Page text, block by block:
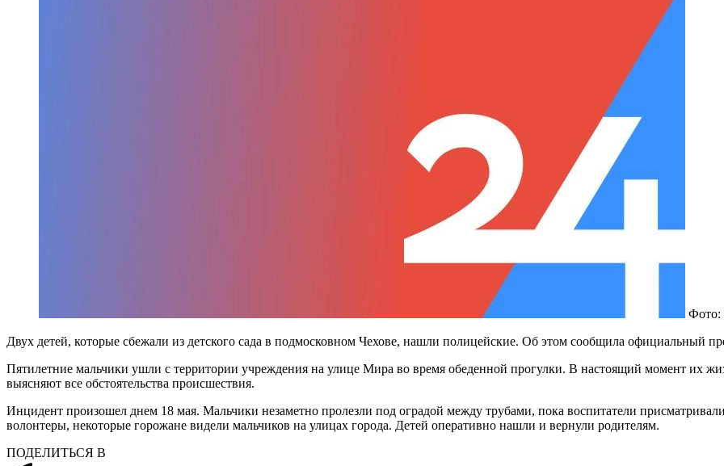
Фото:
Двух детей, которые сбежали из детского сада в подмосковном Чехове, нашли полицейские. Об этом сообщила официальный
Пятилетние мальчики ушли с территории учреждения на улице Мира во время обеденной прогулки. В настоящий момент их
выясняют все обстоятельства происшествия.
Инцидент произошел днем 18 мая. Мальчики незаметно пролезли под оградой между трубами, пока воспитатели
волонтеры, некоторые горожане видели мальчиков на улицах города. Детей оперативно нашли и вернули родителям.
ПОДЕЛИТЬСЯ В